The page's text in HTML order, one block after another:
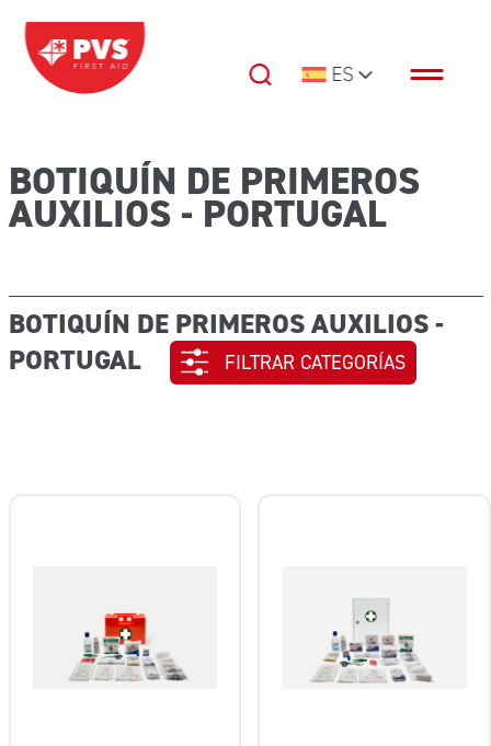
Saltar al contenido
Navegación principal ES
BOTIQUÍN DE PRIMEROS
AUXILIOS - PORTUGAL
BOTIQUÍN DE PRIMEROS AUXILIOS -
PORTUGAL
FILTRAR CATEGORÍAS